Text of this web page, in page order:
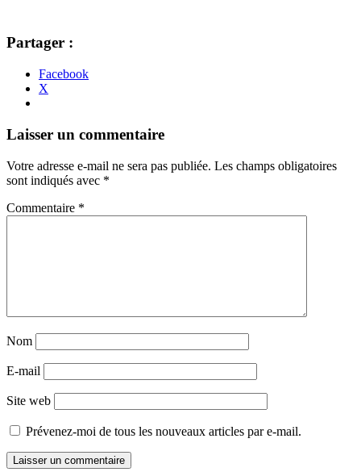
Partager :
Facebook
X
Navigation
articles
←
→
Laisser un commentaire
Votre adresse e-mail ne sera pas publiée. Les champs obligatoires
sont indiqués avec *
Commentaire *
Nom
E-mail
Site web
Prévenez-moi de tous les nouveaux articles par e-mail.